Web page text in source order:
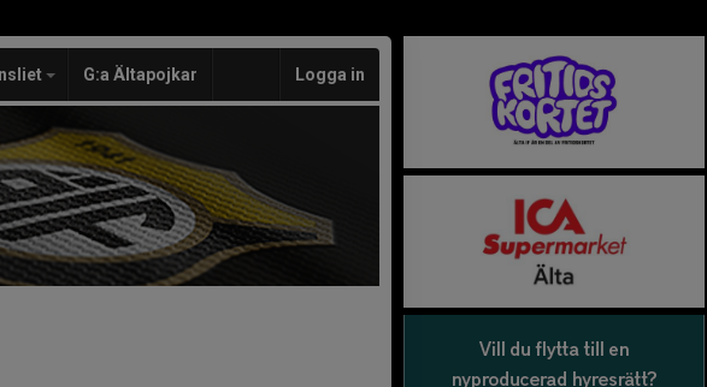
G:a Ältapojkar Logga in